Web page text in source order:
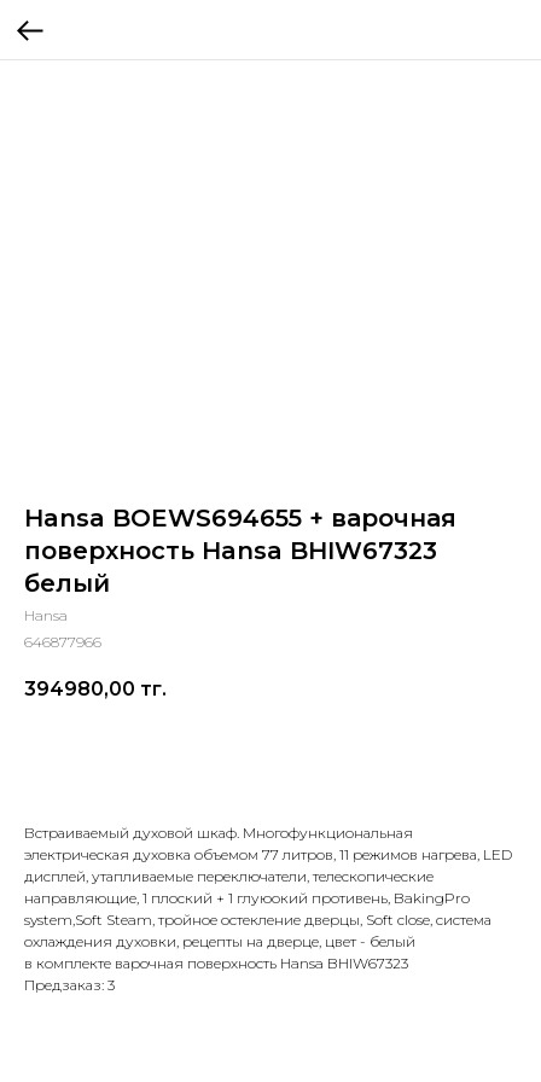
Hansa BOEWS694655 + варочная
поверхность Hansa BHIW67323
белый
Hansa
646877966
394980,00 тг.
Встраиваемый духовой шкаф. Многофункциональная
электрическая духовка объемом 77 литров, 11 режимов нагрева, LED
дисплей, утапливаемые переключатели, телескопические
направляющие, 1 плоский + 1 глуюокий противень, BakingPro
system,Soft Steam, тройное остекление дверцы, Soft close, система
охлаждения духовки, рецепты на дверце, цвет - белый
в комплекте варочная поверхность Hansa BHIW67323
Предзаказ: 3